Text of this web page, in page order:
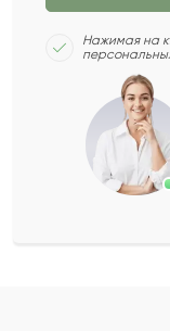
Нажимая на